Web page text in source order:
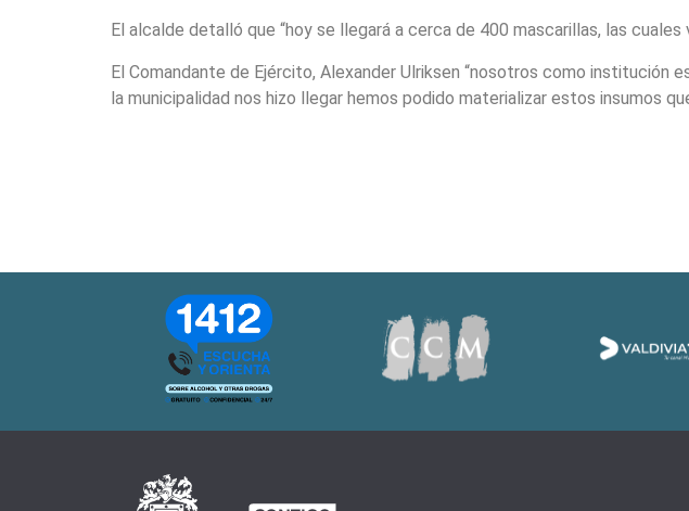
El alcalde detalló que “hoy se llegará a cerca de 400 mascarillas, las
El Comandante de Ejército, Alexander Ulriksen “nosotros como institución
la municipalidad nos hizo llegar hemos podido materializar estos insumos